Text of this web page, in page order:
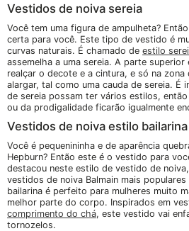
Vestidos de noiva sereia
Você tem uma figura de ampulheta?
certa para você. Este tipo de vestido é
curvas naturais. É chamado de estilo
assemelha a uma sereia. A parte
realçar o decote e a cintura, e só na zona
alargar, tal como uma cauda de sereia. É
de sereia possam ter vários estilos,
ou da prodigalidade ficarão igualmente
Vestidos de noiva estilo bailarina
Você é pequenininha e de aparência
Hepburn? Então este é o vestido para
destacou neste estilo de vestido de
vestidos de noiva Balmain mais
bailarina é perfeito para mulheres muito
melhor parte do corpo. Inspirados em
comprimento do chá, este vestido vai
tornozelos.